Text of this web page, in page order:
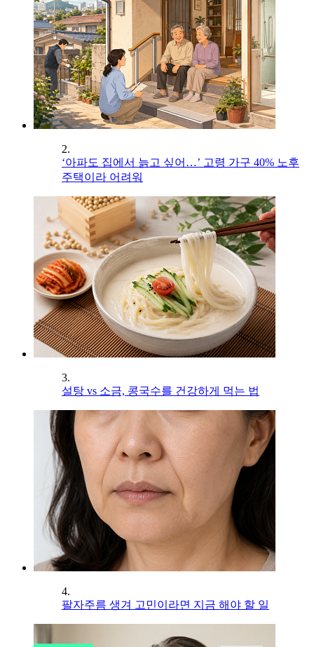
2.
‘아파도 집에서 늙고 싶어…’ 고령 가구 40% 노후
주택이라 어려워
3.
설탕 vs 소금, 콩국수를 건강하게 먹는 법
4.
팔자주름 생겨 고민이라면 지금 해야 할 일